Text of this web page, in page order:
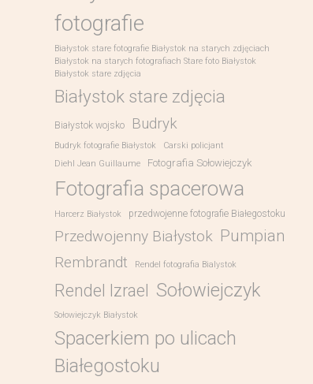
fotografie
Białystok stare fotografie Białystok na starych zdjęciach
Białystok na starych fotografiach Stare foto Białystok
Białystok stare zdjęcia
Białystok stare zdjęcia
Białystok wojsko Budryk
Budryk fotografie Białystok
Carski policjant
Diehl Jean Guillaume
Fotografia Sołowiejczyk
Fotografia spacerowa
Harcerz Białystok przedwojenne fotografie Białegostoku
Przedwojenny Białystok Pumpian
Rembrandt Rendel fotografia Bialystok
Rendel Izrael Sołowiejczyk
Sołowiejczyk Białystok
Spacerkiem po ulicach
Białegostoku